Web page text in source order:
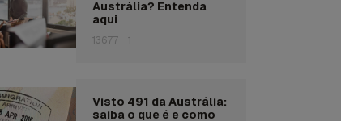
Austrália? Entenda
aqui
13677 1
Visto 491 da Austrália:
saiba o que é e como